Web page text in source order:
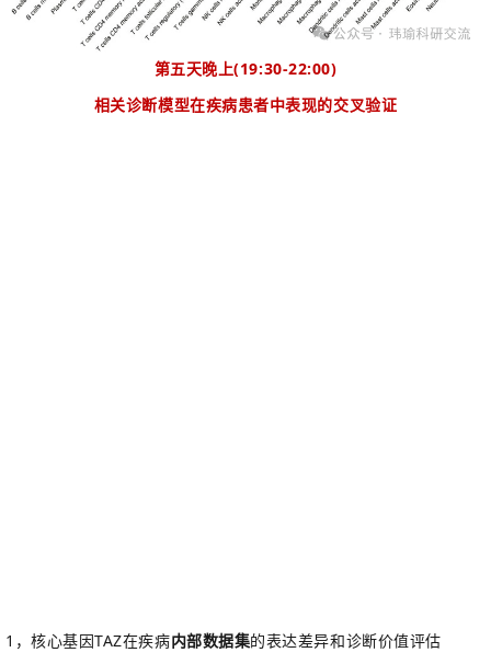
第五天晚上(19:30-22:00)
相关诊断模型在疾病患者中表现的交叉验证
1，核心基因TAZ在疾病内部数据集的表达差异和诊断价值评估